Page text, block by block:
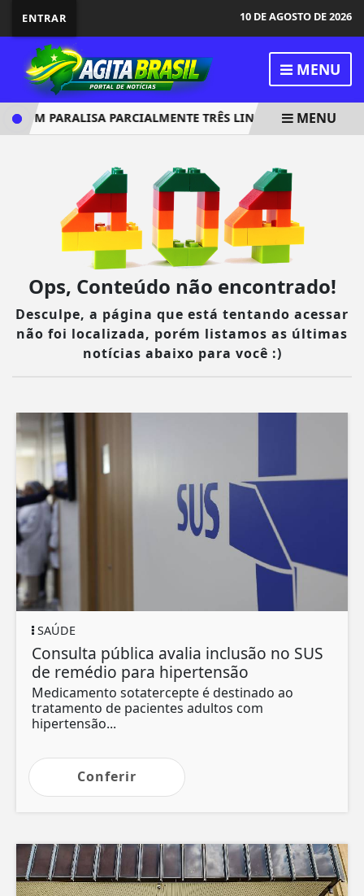
ENTRAR 10 DE AGOSTO DE 2026
MENU
CPTM PARALISA PARCIALMENTE TRÊS LINHAS DE TRENS
MENU
Ops, Conteúdo não encontrado!
Desculpe, a página que está tentando acessar
não foi localizada, porém listamos as últimas
notícias abaixo para você :)
SAÚDE
Consulta pública avalia inclusão no SUS
de remédio para hipertensão
Medicamento sotatercepte é destinado ao
tratamento de pacientes adultos com
hipertensão...
Conferir